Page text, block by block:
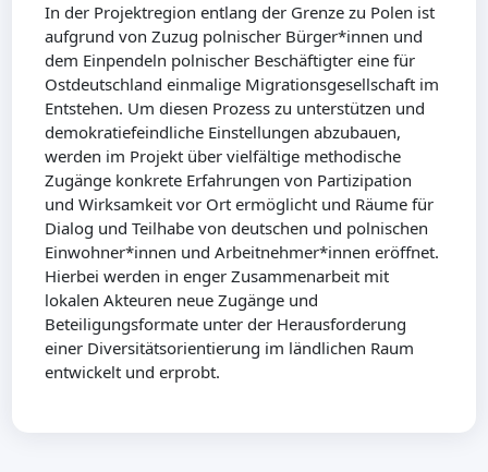
In der Projektregion entlang der Grenze zu Polen ist
aufgrund von Zuzug polnischer Bürger*innen und
dem Einpendeln polnischer Beschäftigter eine für
Ostdeutschland einmalige Migrationsgesellschaft im
Entstehen. Um diesen Prozess zu unterstützen und
demokratiefeindliche Einstellungen abzubauen,
werden im Projekt über vielfältige methodische
Zugänge konkrete Erfahrungen von Partizipation
und Wirksamkeit vor Ort ermöglicht und Räume für
Dialog und Teilhabe von deutschen und polnischen
Einwohner*innen und Arbeitnehmer*innen eröffnet.
Hierbei werden in enger Zusammenarbeit mit
lokalen Akteuren neue Zugänge und
Beteiligungsformate unter der Herausforderung
einer Diversitätsorientierung im ländlichen Raum
entwickelt und erprobt.